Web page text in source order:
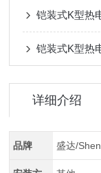
铠装式K型热
铠装式K型热
详细介绍
品牌 盛达/